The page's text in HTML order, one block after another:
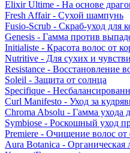
Elixir Ultime - На основе
Fresh Affair - Сухой шампунь
Fusio-Scrub - Скраб-уход для
Genesis - Гамма против
Initialiste - Красота волос от
Nutritive - Для сухих и
Resistance - Восстановление
Soleil - Защита от солнца
Specifique -
Curl Manifesto - Уход за
Chroma Absolu - Гамма ухода
Symbiose - Роскошный уход
Premiere - Очищение волос
Aura Botanica - Органическая